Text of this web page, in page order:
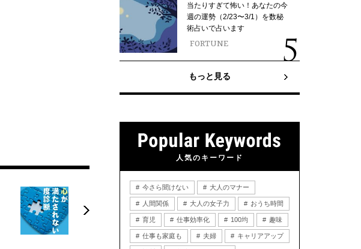
当たりすぎて怖い！あなたの今
週の運勢（2/23〜3/1）を数秘
術占いで占います
FORTUNE
もっと見る
人気のキーワード
今さら聞けない 大人のマナー
人間関係 大人の女子力 おうち時間
育児 仕事効率化 100均 趣味
仕事も家庭も 夫婦 キャリアアップ